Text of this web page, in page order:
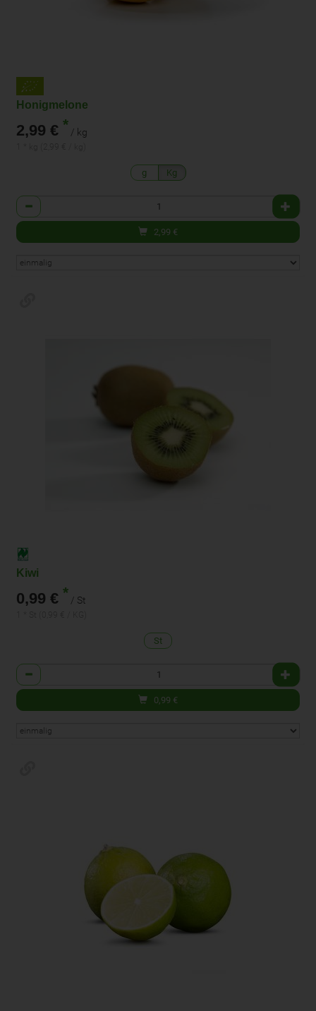
Honigmelone
2,99 € * / kg
g Kg
Anzahl
2,99 €
Kiwi
0,99 € * / St
St
Anzahl
0,99 €